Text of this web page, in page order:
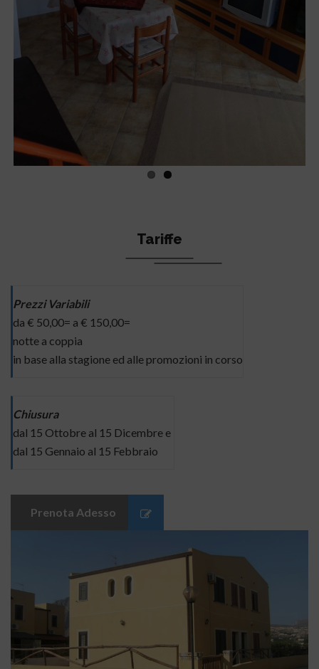
Tariffe
Prezzi Variabili
da € 50,00= a € 150,00=
notte a coppia
in base alla stagione ed alle promozioni in corso
Chiusura
dal 15 Ottobre al 15 Dicembre e
dal 15 Gennaio al 15 Febbraio
Prenota Adesso